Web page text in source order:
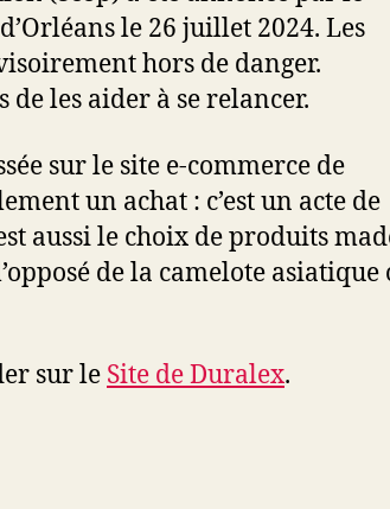
le 26 juillet 2024. Les
hors de danger.
de les aider à se relancer.
sur le site e-commerce de
un achat : c’est un acte de
aussi le choix de produits
de la camelote asiatique
sur le Site de Duralex.